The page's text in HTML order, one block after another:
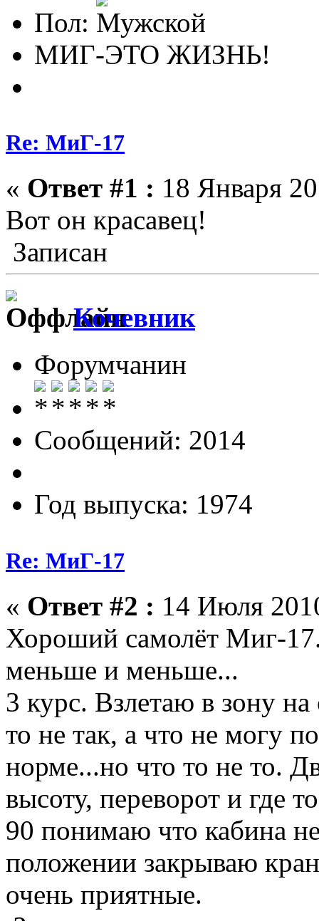
Пол:
МИГ-ЭТО ЖИЗНЬ!
Re: МиГ-17
« Ответ #1 : 18 Января
Вот он красавец!
Записан
Кочевник
Форумчанин
Сообщений: 2014
Год выпуска: 1974
Re: МиГ-17
« Ответ #2 : 14 Июля
Хороший самолёт Миг-
меньше и меньше...
3 курс. Взлетаю в зону
то не так, а что не могу
норме...но что то не то.
высоту, переворот и где
90 понимаю что кабина
положении закрываю
очень приятные.